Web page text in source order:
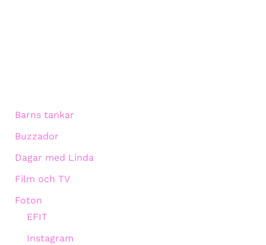
Barns tankar
Buzzador
Dagar med Linda
Film och TV
Foton
EFIT
Instagram